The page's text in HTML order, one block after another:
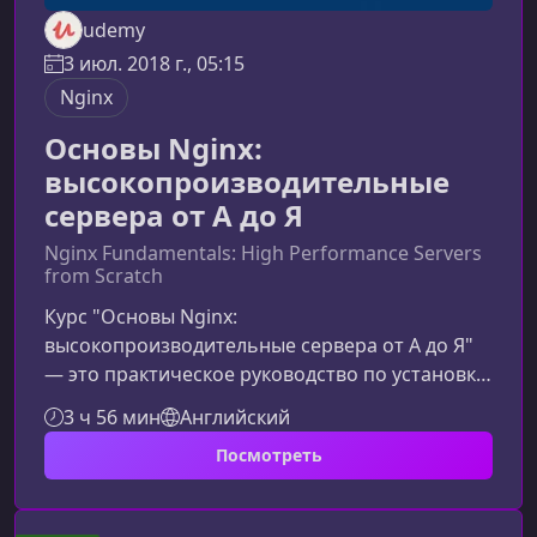
udemy
3 июл. 2018 г., 05:15
Nginx
Основы Nginx:
высокопроизводительные
сервера от А до Я
Nginx Fundamentals: High Performance Servers
from Scratch
Курс "Основы Nginx:
высокопроизводительные сервера от А до Я"
— это практическое руководство по установке,
настройке и оптимизации Nginx. Материал
подходит как новичкам, так и специалистам,
желающим углубить знания и повысить
производительность своих веб‑проектов.Что
представляет собой курсКурс подробно
3 ч 56 мин Английский
Посмотреть